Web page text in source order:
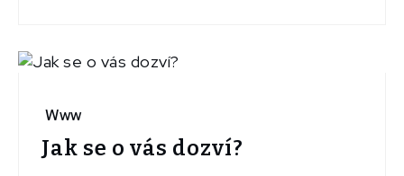
Www
Jak se o vás dozví?